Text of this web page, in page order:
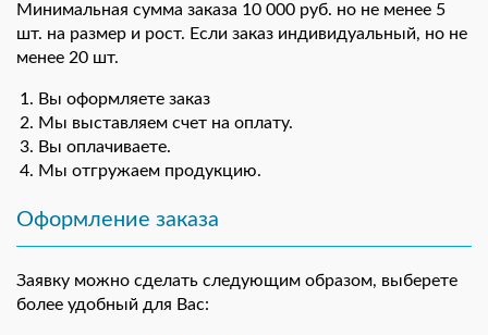
Минимальная сумма заказа 10 000 руб. но не менее 5
шт. на размер и рост. Если заказ индивидуальный, но не
менее 20 шт.
Вы оформляете заказ
Мы выставляем счет на оплату.
Вы оплачиваете.
Мы отгружаем продукцию.
Оформление заказа
Заявку можно сделать следующим образом, выберете
более удобный для Вас: